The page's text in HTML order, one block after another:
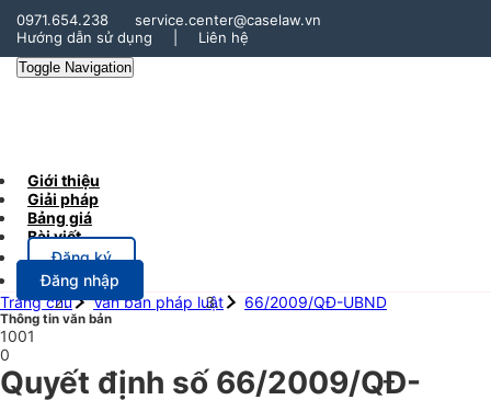
0971.654.238
service.center@caselaw.vn
Hướng dẫn sử dụng
Liên hệ
Toggle Navigation
Giới thiệu
Giải pháp
Bảng giá
Bài viết
Đăng ký
Đăng nhập
Trang chủ
Văn bản pháp luật 66/2009/QĐ-UBND
Thông tin văn bản
1001
0
Quyết định số 66/2009/QĐ-